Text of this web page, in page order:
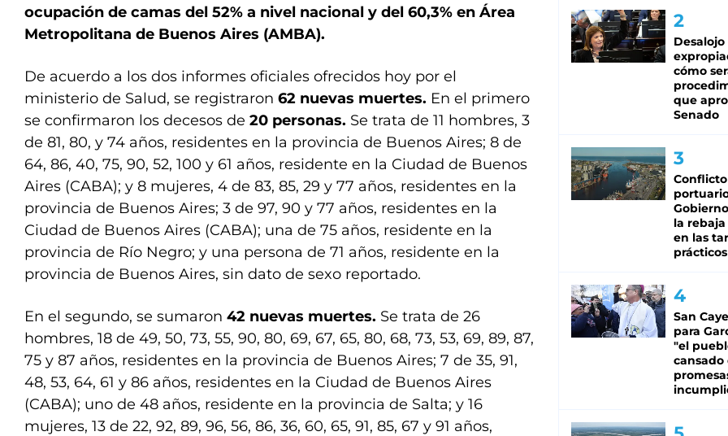
ocupación de camas del 52% a nivel nacional y del 60,3% en Área
Metropolitana de Buenos Aires (AMBA).
De acuerdo a los dos informes oficiales ofrecidos hoy por el
ministerio de Salud, se registraron 62 nuevas muertes. En el primero
se confirmaron los decesos de 20 personas. Se trata de 11 hombres, 3
de 81, 80, y 74 años, residentes en la provincia de Buenos Aires; 8 de
64, 86, 40, 75, 90, 52, 100 y 61 años, residente en la Ciudad de Buenos
Aires (CABA); y 8 mujeres, 4 de 83, 85, 29 y 77 años, residentes en la
provincia de Buenos Aires; 3 de 97, 90 y 77 años, residentes en la
Ciudad de Buenos Aires (CABA); una de 75 años, residente en la
provincia de Río Negro; y una persona de 71 años, residente en la
provincia de Buenos Aires, sin dato de sexo reportado.
En el segundo, se sumaron 42 nuevas muertes. Se trata de 26
hombres, 18 de 49, 50, 73, 55, 90, 80, 69, 67, 65, 80, 68, 73, 53, 69, 89, 87,
75 y 87 años, residentes en la provincia de Buenos Aires; 7 de 35, 91,
48, 53, 64, 61 y 86 años, residentes en la Ciudad de Buenos Aires
(CABA); uno de 48 años, residente en la provincia de Salta; y 16
mujeres, 13 de 22, 92, 89, 96, 56, 86, 36, 60, 65, 91, 85, 67 y 91 años,
cómo
que
Senado
Conflicto
la rebaja
en las
prácticos
San
para
"el
cansado